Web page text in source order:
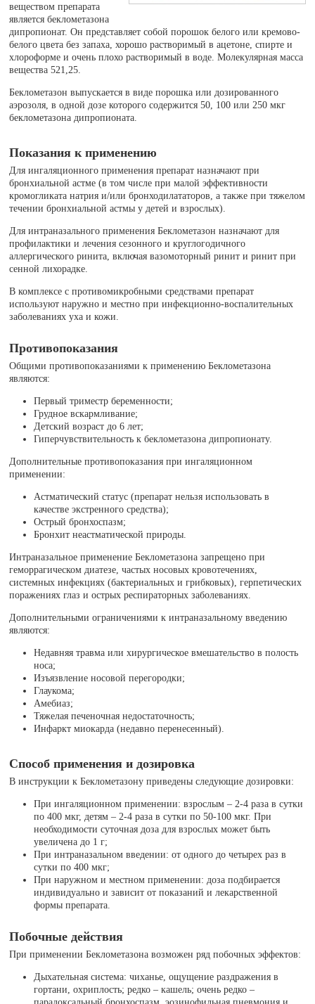
веществом препарата
является беклометазона
дипропионат. Он представляет собой порошок белого или кремово-
белого цвета без запаха, хорошо растворимый в ацетоне, спирте и
хлороформе и очень плохо растворимый в воде. Молекулярная масса
вещества 521,25.
Беклометазон выпускается в виде порошка или дозированного
аэрозоля, в одной дозе которого содержится 50, 100 или 250 мкг
беклометазона дипропионата.
Показания к применению
Для ингаляционного применения препарат назначают при
бронхиальной астме (в том числе при малой эффективности
кромогликата натрия и/или бронходилататоров, а также при тяжелом
течении бронхиальной астмы у детей и взрослых).
Для интраназального применения Беклометазон назначают для
профилактики и лечения сезонного и круглогодичного
аллергического ринита, включая вазомоторный ринит и ринит при
сенной лихорадке.
В комплексе с противомикробными средствами препарат
используют наружно и местно при инфекционно-воспалительных
заболеваниях уха и кожи.
Противопоказания
Общими противопоказаниями к применению Беклометазона
являются:
Первый триместр беременности;
Грудное вскармливание;
Детский возраст до 6 лет;
Гиперчувствительность к беклометазона дипропионату.
Дополнительные противопоказания при ингаляционном
применении:
Астматический статус (препарат нельзя использовать в
качестве экстренного средства);
Острый бронхоспазм;
Бронхит неастматической природы.
Интраназальное применение Беклометазона запрещено при
геморрагическом диатезе, частых носовых кровотечениях,
системных инфекциях (бактериальных и грибковых), герпетических
поражениях глаз и острых респираторных заболеваниях.
Дополнительными ограничениями к интраназальному введению
являются:
Недавняя травма или хирургическое вмешательство в полость
носа;
Изъязвление носовой перегородки;
Глаукома;
Амебиаз;
Тяжелая печеночная недостаточность;
Инфаркт миокарда (недавно перенесенный).
Способ применения и дозировка
В инструкции к Беклометазону приведены следующие дозировки:
При ингаляционном применении: взрослым – 2-4 раза в сутки
по 400 мкг, детям – 2-4 раза в сутки по 50-100 мкг. При
необходимости суточная доза для взрослых может быть
увеличена до 1 г;
При интраназальном введении: от одного до четырех раз в
сутки по 400 мкг;
При наружном и местном применении: доза подбирается
индивидуально и зависит от показаний и лекарственной
формы препарата.
Побочные действия
При применении Беклометазона возможен ряд побочных эффектов:
Дыхательная система: чиханье, ощущение раздражения в
гортани, охриплость; редко – кашель; очень редко –